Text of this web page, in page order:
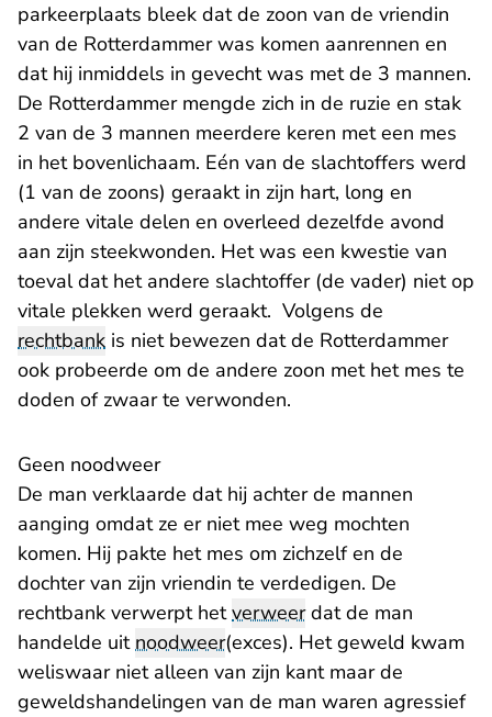
parkeerplaats bleek dat de zoon van de vriendin
van de Rotterdammer was komen aanrennen en
dat hij inmiddels in gevecht was met de 3 mannen.
De Rotterdammer mengde zich in de ruzie en stak
2 van de 3 mannen meerdere keren met een mes
in het bovenlichaam. Eén van de slachtoffers werd
(1 van de zoons) geraakt in zijn hart, long en
andere vitale delen en overleed dezelfde avond
aan zijn steekwonden. Het was een kwestie van
toeval dat het andere slachtoffer (de vader) niet op
vitale plekken werd geraakt. Volgens de
rechtbank is niet bewezen dat de Rotterdammer
ook probeerde om de andere zoon met het mes te
doden of zwaar te verwonden.
Geen noodweer
De man verklaarde dat hij achter de mannen
aanging omdat ze er niet mee weg mochten
komen. Hij pakte het mes om zichzelf en de
dochter van zijn vriendin te verdedigen. De
rechtbank verwerpt hetverweerdat de man
handelde uitnoodweer(exces). Het geweld kwam
weliswaar niet alleen van zijn kant maar de
geweldshandelingen van de man waren agressief